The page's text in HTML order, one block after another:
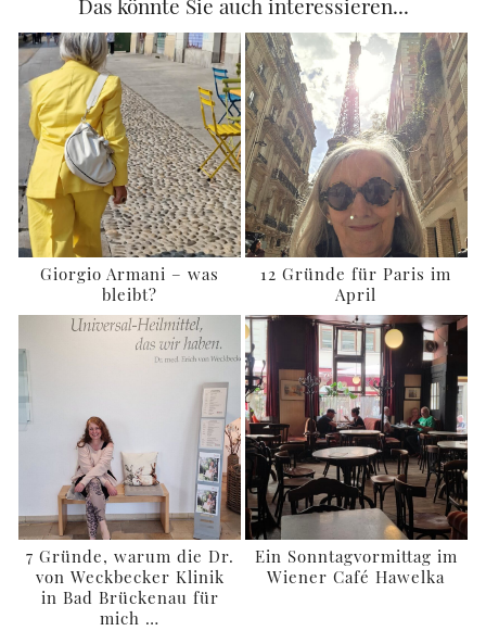
Das könnte Sie auch interessieren...
Giorgio Armani – was
bleibt?
12 Gründe für Paris im
April
7 Gründe, warum die Dr.
von Weckbecker Klinik
in Bad Brückenau für
mich …
Ein Sonntagvormittag im
Wiener Café Hawelka